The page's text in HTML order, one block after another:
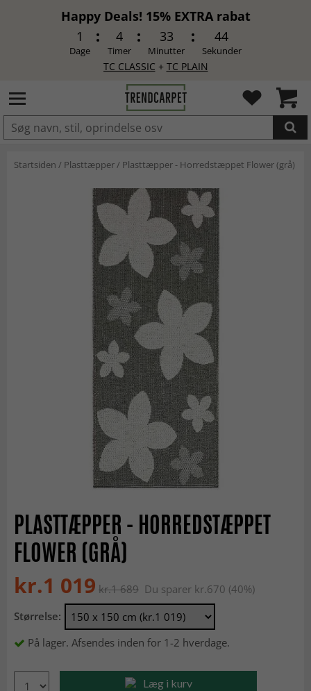
Happy Deals! 15% EXTRA rabat
1
Dage
4
Timer
33
Minutter
43
Sekunder
TC CLASSIC + TC PLAIN
LAGT I INDKØBSKURVEN.
Startsiden / Plasttæpper/ Plasttæpper - Horredstæppet Flower (grå)
PLASTTÆPPER - HORREDSTÆPPET
FLOWER (GRÅ)
kr.1 019 kr.1 689 Du sparer kr.670 (40%)
Størrelse:
På lager. Afsendes inden for 1-2 hverdage.
Læg i kurv